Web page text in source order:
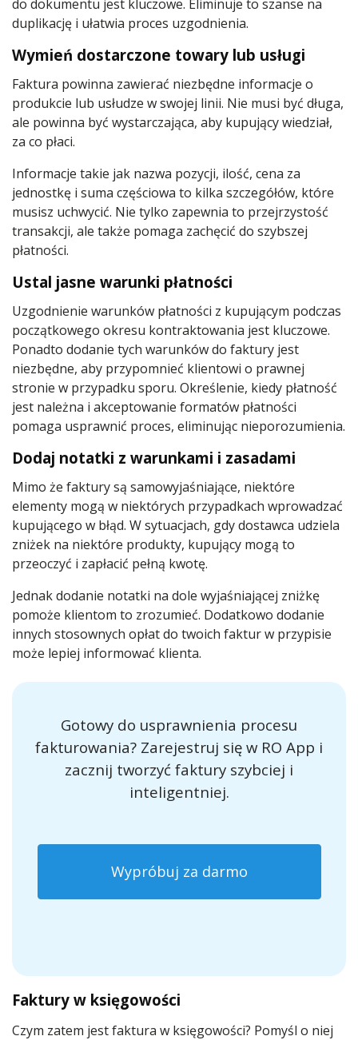
do dokumentu jest kluczowe. Eliminuje to szanse na
duplikację i ułatwia proces uzgodnienia.
Wymień dostarczone towary lub usługi
Faktura powinna zawierać niezbędne informacje o
produkcie lub usłudze w swojej linii. Nie musi być długa,
ale powinna być wystarczająca, aby kupujący wiedział,
za co płaci.
Informacje takie jak nazwa pozycji, ilość, cena za
jednostkę i suma częściowa to kilka szczegółów, które
musisz uchwycić. Nie tylko zapewnia to przejrzystość
transakcji, ale także pomaga zachęcić do szybszej
płatności.
Ustal jasne warunki płatności
Uzgodnienie warunków płatności z kupującym podczas
początkowego okresu kontraktowania jest kluczowe.
Ponadto dodanie tych warunków do faktury jest
niezbędne, aby przypomnieć klientowi o prawnej
stronie w przypadku sporu. Określenie, kiedy płatność
jest należna i akceptowanie formatów płatności
pomaga usprawnić proces, eliminując nieporozumienia.
Dodaj notatki z warunkami i zasadami
Mimo że faktury są samowyjaśniające, niektóre
elementy mogą w niektórych przypadkach wprowadzać
kupującego w błąd. W sytuacjach, gdy dostawca udziela
zniżek na niektóre produkty, kupujący mogą to
przeoczyć i zapłacić pełną kwotę.
Jednak dodanie notatki na dole wyjaśniającej zniżkę
pomoże klientom to zrozumieć. Dodatkowo dodanie
innych stosownych opłat do twoich faktur w przypisie
może lepiej informować klienta.
Gotowy do usprawnienia procesu
fakturowania? Zarejestruj się w RO App i
zacznij tworzyć faktury szybciej i
inteligentniej.
Wypróbuj za darmo
Faktury w księgowości
Czym zatem jest faktura w księgowości? Pomyśl o niej